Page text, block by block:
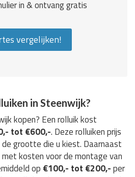
in & ontvang gratis
vergelijken!
in Steenwijk?
kopen? Een rolluik kost
tot €600,-. Deze rolluiken prijs
grootte die u kiest. Daarnaast
kosten voor de montage van
op €100,- tot €200,-per